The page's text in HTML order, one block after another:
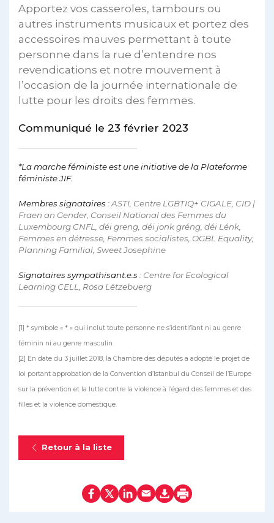
Apportez vos casseroles, tambours ou
autres instruments musicaux et portez des
accessoires mauves permettant à toute
personne dans la rue d’entendre nos
revendications et notre mouvement à
l’occasion de la journée internationale de
lutte pour les droits des femmes.
Communiqué le 23 février 2023
*La marche féministe est une initiative de la Plateforme
féministe JIF.
Membres signataires : ASTI, Centre LGBTIQ+ CIGALE, CID |
Fraen an Gender, Conseil National des Femmes du
Luxembourg CNFL, déi greng, déi jonk gréng, déi Lénk,
Femmes en détresse, Femmes socialistes, OGBL Equality,
Planning Familial, Sweet Josephine
Signataires sympathisant.e.s : Centre for Ecological
Learning CELL, Rosa Lëtzebuerg
[1] * symbole « * » qui inclut toute personne ne s’identifiant ni au genre
féminin ni au genre masculin.
[2] En date du 3 juillet 2018, la Chambre des députés a adopté le projet de
loi portant approbation de la Convention d’Istanbul du Conseil de l’Europe
sur la prévention et la lutte contre la violence à l’égard des femmes et des
filles et la violence domestique.
Retour à la liste